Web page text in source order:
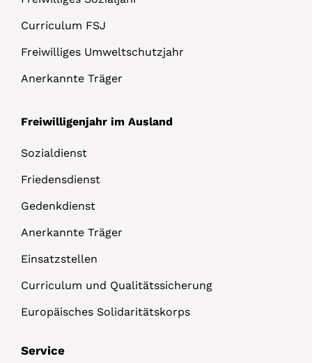
Curriculum FSJ
Freiwilliges Umweltschutzjahr
Anerkannte Träger
Freiwilligenjahr im Ausland
Sozialdienst
Friedensdienst
Gedenkdienst
Anerkannte Träger
Einsatzstellen
Curriculum und Qualitätssicherung
Europäisches Solidaritätskorps
Service